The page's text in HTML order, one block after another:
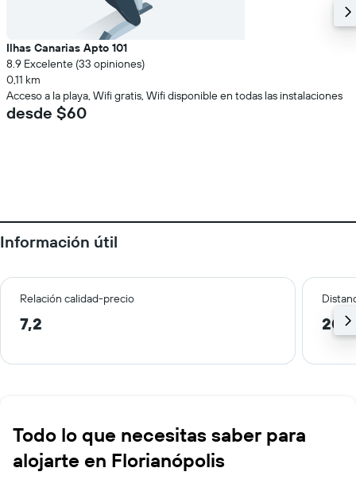
Ilhas Canarias Apto 101
8.9 Excelente (33 opiniones)
0,11 km
Acceso a la playa, Wifi gratis, Wifi disponible en todas las instalaciones
desde $60
Información útil
Relación calidad-precio
7,2
Todo lo que necesitas saber para
alojarte en Florianópolis